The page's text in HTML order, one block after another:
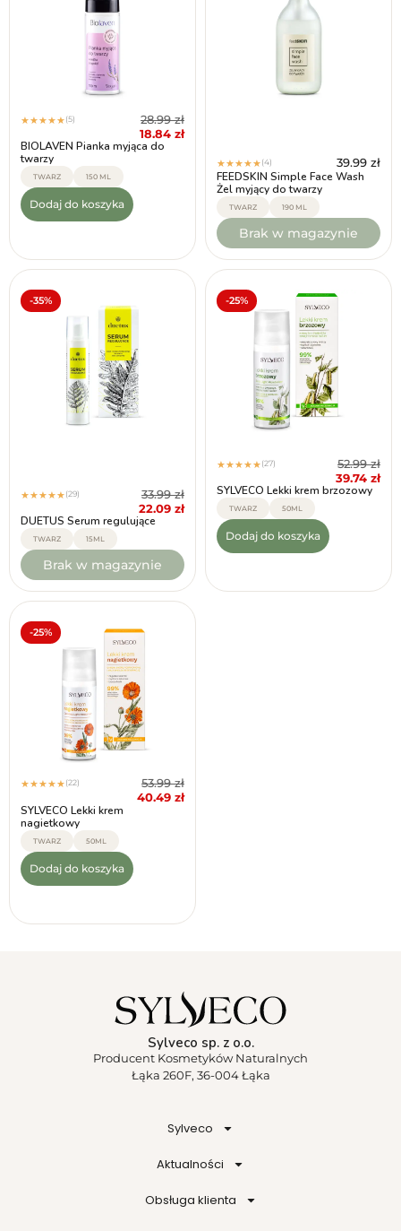
★★★★★(5) 28.99zł
18.84 zł
BIOLAVEN Pianka myjąca do
twarzy
TWARZ 150 ML
Dodaj do koszyka
★★★★★(4) 39.99 zł
FEEDSKIN Simple Face Wash
Żel myjący do twarzy
TWARZ 190 ML
Brak w magazynie
-35%
★★★★★(29) 33.99zł
22.09 zł
DUETUS Serum regulujące
TWARZ 15ML
Brak w magazynie
-25%
★★★★★(27) 52.99zł
39.74 zł
SYLVECO Lekki krem brzozowy
TWARZ 50ML
Dodaj do koszyka
-25%
★★★★★(22) 53.99zł
40.49 zł
SYLVECO Lekki krem
nagietkowy
TWARZ 50ML
Dodaj do koszyka
Sylveco sp. z o.o.
Producent Kosmetyków Naturalnych
Łąka 260F, 36-004 Łąka
Sylveco
Aktualności
Obsługa klienta